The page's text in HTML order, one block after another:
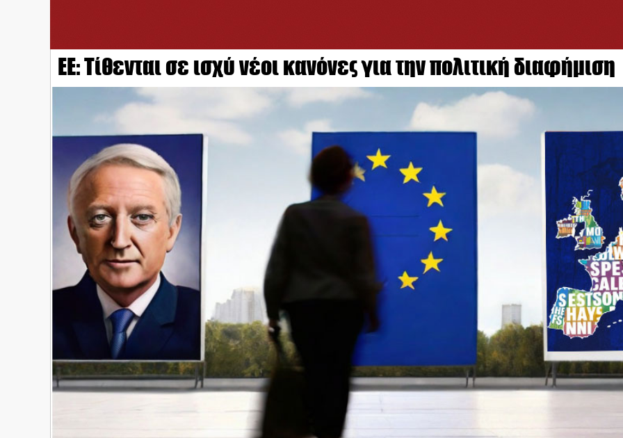
ΕΕ: Τίθενται σε ισχύ νέοι κανόνες για την πολιτική διαφήμιση